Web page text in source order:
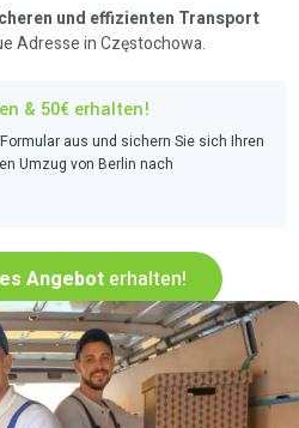
und effizienten Transport
Adresse in Częstochowa.
& 50€ erhalten!
aus und sichern Sie sich Ihren
Umzug von Berlin nach
Angebot erhalten!